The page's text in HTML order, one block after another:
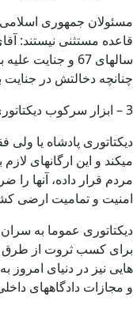
مسئولان جمهوری اسلامی
قاعده مستثنی نیستند:
سالهای 67 و
چنانچه دخالتش در
3 – ابزار سرکوب دیکتاتوری نبودن و رابطه با مردم
دیکتاتوری پادشاه یا ولی
میکند و این ارگانهای
مردم قرار داده، آنها را
امنیت و تمامیت ارضی
دیکتاتوری عموما به
برای کسب ثروت از طرق
هایی نیز در دنیای امروز
و مجازات دادگاههای